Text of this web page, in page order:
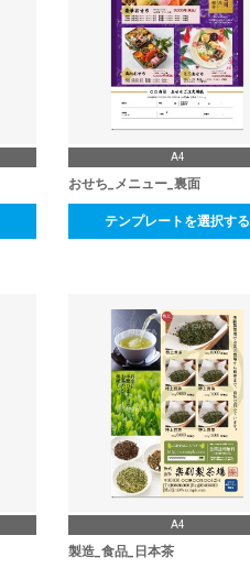
A4
おせち_メニュー_裏面
テンプレートを選択する
A4
製造_食品_日本茶